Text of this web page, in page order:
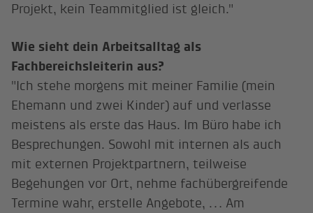
Projekt, kein Teammitglied ist gleich."
Wie sieht dein Arbeitsalltag als
Fachbereichsleiterin aus?
"Ich stehe morgens mit meiner Familie (mein
Ehemann und zwei Kinder) auf und verlasse
meistens als erste das Haus. Im Büro habe ich
Besprechungen. Sowohl mit internen als auch
mit externen Projektpartnern, teilweise
Begehungen vor Ort, nehme fachübergreifende
Termine wahr, erstelle Angebote, … Am